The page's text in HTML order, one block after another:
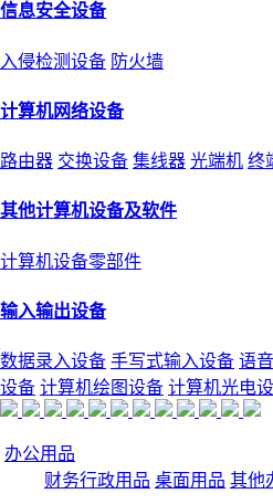
信息安全设备
入侵检测设备 防火墙
计算机网络设备
路由器 交换设备 集线器 光端机 终
其他计算机设备及软件
计算机设备零部件
输入输出设备
数据录入设备 手写式输入设备 语
设备 计算机绘图设备 计算机光电
办公用品
财务行政用品 桌面用品 其他